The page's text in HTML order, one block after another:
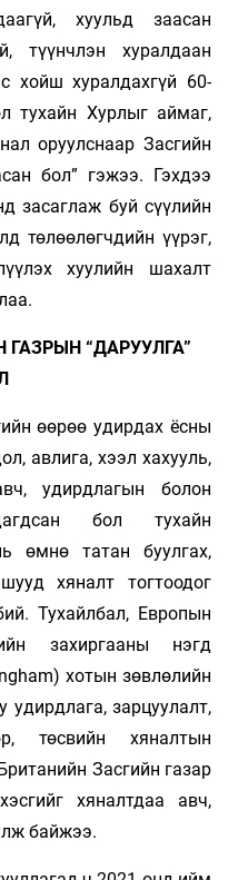
хуульд заасан
түүнчлэн хуралдаан
хойш хуралдахгүй 60-
тухайн Хурлыг аймаг,
оруулснаар Засгийн
бол” гэжээ. Гэхдээ
засаглаж буй сүүлийн
төлөөлөгчдийн үүрэг,
хуулийн шахалт
“ДАРУУЛГА”
өөрөө удирдах ёсны
авлига, хээл хахууль,
удирдлагын болон
бол тухайн
өмнө татан буулгах,
хяналт тогтоодог
Тухайлбал, Европын
захиргааны нэгд
хотын зөвлөлийн
удирдлага, зарцуулалт,
төсвийн хяналтын
Засгийн газар
хяналтдаа авч,
байжээ.